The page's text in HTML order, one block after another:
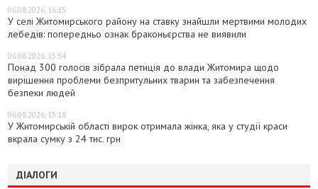
06.08.2026, 16:15
У селі Житомирського району на ставку знайшли мертвими молодих
лебедів: попередньо ознак браконьєрства не виявили
06.08.2026, 15:54
Понад 300 голосів зібрала петиція до влади Житомира щодо
вирішення проблеми безпритульних тварин та забезпечення
безпеки людей
06.08.2026, 15:18
У Житомирській області вирок отримала жінка, яка у студії краси
вкрала сумку з 24 тис. грн
ДІАЛОГИ